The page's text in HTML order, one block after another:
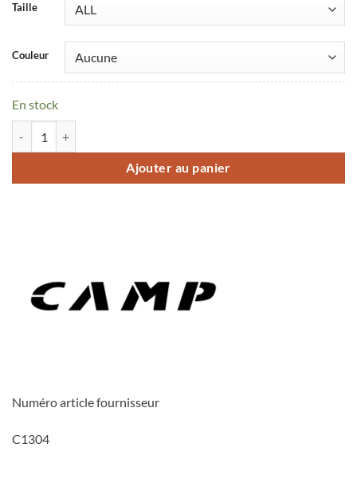
Taille
Couleur
En stock
Ajouter au panier
Numéro article fournisseur
C1304